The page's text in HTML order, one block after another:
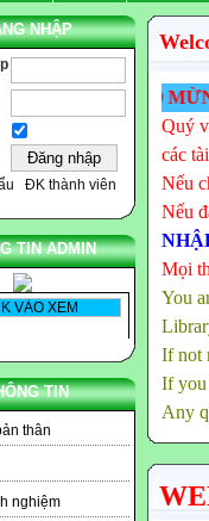
NHẬP
ĐK thành viên
TIN ADMIN
TIN
thân
nghiệm
CHÀO MỪNG
Quý
các
Nếu
Nếu
Mọi
You
If not
If you
Any